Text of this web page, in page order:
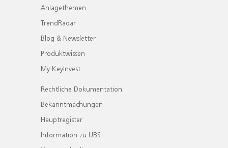
Anlagethemen
TrendRadar
Blog & Newsletter
Produktwissen
My KeyInvest
Rechtliche Dokumentation
Bekanntmachungen
Hauptregister
Information zu UBS